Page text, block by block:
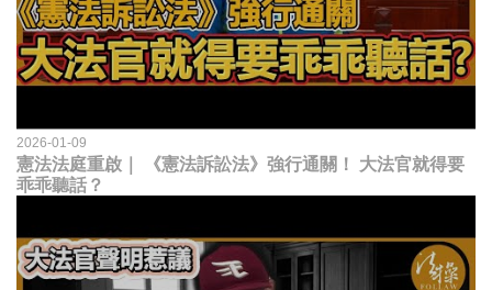
2026-01-09
憲法法庭重啟｜ 《憲法訴訟法》強行通關！ 大法官就得要
乖乖聽話？